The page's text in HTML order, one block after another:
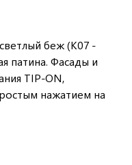
беж (K07 -
патина. Фасады и
TIP-ON,
нажатием на